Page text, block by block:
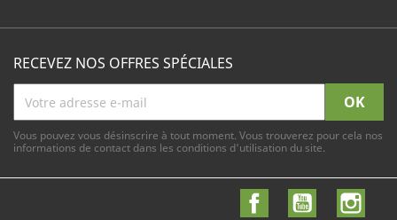
RECEVEZ NOS OFFRES SPÉCIALES
Vous pouvez vous désinscrire à tout moment. Vous trouverez pour cela nos
informations de contact dans les conditions d'utilisation du site.
FacebookYouTube